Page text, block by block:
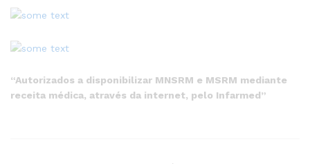
“Autorizados a disponibilizar MNSRM e MSRM mediante
receita médica, através da internet, pelo Infarmed”